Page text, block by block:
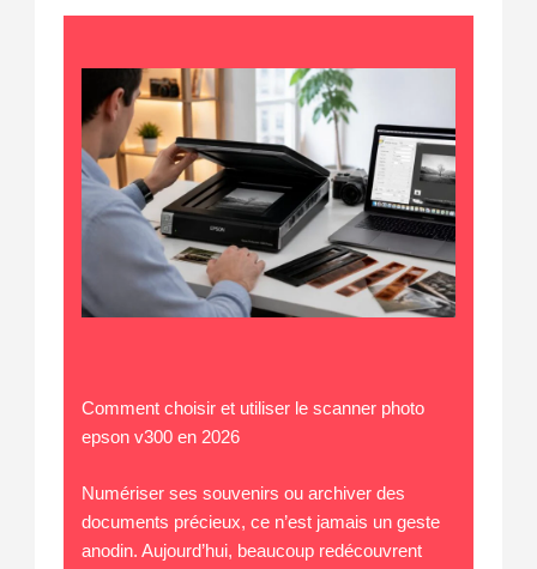
Comment choisir et utiliser le scanner photo
epson v300 en 2026
Numériser ses souvenirs ou archiver des
documents précieux, ce n’est jamais un geste
anodin. Aujourd’hui, beaucoup redécouvrent